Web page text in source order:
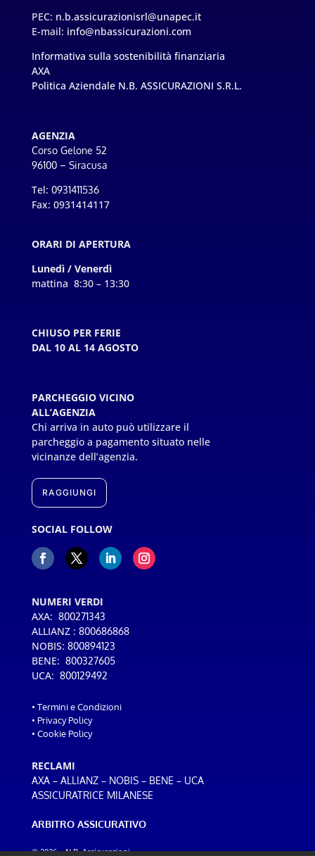
PEC: n.b.assicurazionisrl@unapec.it
E-mail: info@nbassicurazioni.com
Informativa sulla sostenibilità finanziaria
AXA
Politica Aziendale N.B. ASSICURAZIONI S.R.L.
AGENZIA
Corso Gelone 52
96100 – Siracusa
Tel: 0931411536
Fax: 0931414117
ORARI DI APERTURA
Lunedì / Venerdì
mattina 8:30 – 13:30
CHIUSO PER FERIE
DAL 10 AL 14 AGOSTO
PARCHEGGIO VICINO
ALL’AGENZIA
Chi arriva in auto può utilizzare il
parcheggio a pagamento situato nelle
vicinanze dell’agenzia.
RAGGIUNGI
SOCIAL FOLLOW
NUMERI VERDI
AXA: 800271343
ALLIANZ : 800686868
NOBIS: 800894123
BENE: 800327605
UCA: 800129492
• Termini e Condizioni
• Privacy Policy
• Cookie Policy
RECLAMI
AXA– ALLIANZ– NOBIS– BENE – UCA
ASSICURATRICE MILANESE
ARBITRO ASSICURATIVO
© 2026 – N.B. Assicurazioni